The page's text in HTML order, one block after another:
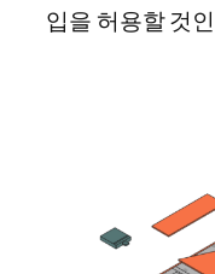
입을 허용할 것